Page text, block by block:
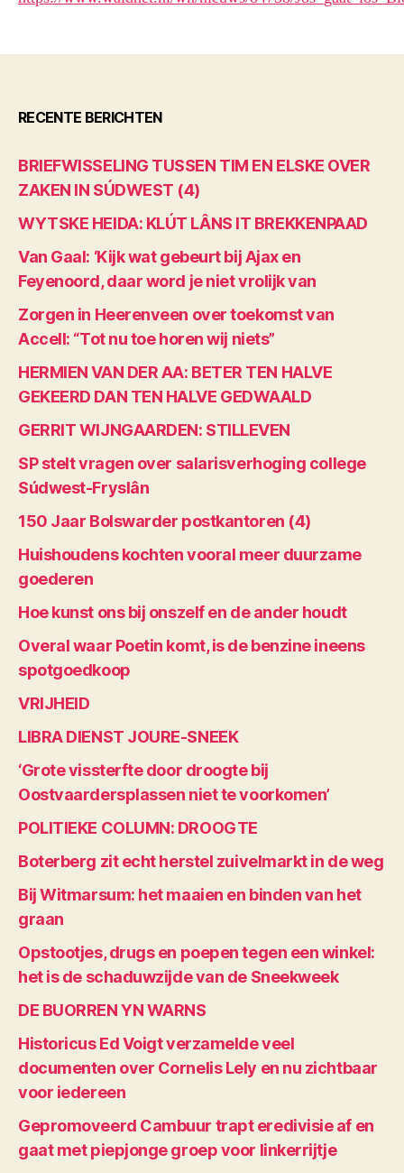
RECENTE BERICHTEN
BRIEFWISSELING TUSSEN TIM EN ELSKE OVER
ZAKEN IN SÚDWEST (4)
WYTSKE HEIDA: KLÚT LÂNS IT BREKKENPAAD
Van Gaal: ‘Kijk wat gebeurt bij Ajax en
Feyenoord, daar word je niet vrolijk van
Zorgen in Heerenveen over toekomst van
Accell: “Tot nu toe horen wij niets”
HERMIEN VAN DER AA: BETER TEN HALVE
GEKEERD DAN TEN HALVE GEDWAALD
GERRIT WIJNGAARDEN: STILLEVEN
SP stelt vragen over salarisverhoging college
Súdwest-Fryslân
150 Jaar Bolswarder postkantoren (4)
Huishoudens kochten vooral meer duurzame
goederen
Hoe kunst ons bij onszelf en de ander houdt
Overal waar Poetin komt, is de benzine ineens
spotgoedkoop
VRIJHEID
LIBRA DIENST JOURE-SNEEK
‘Grote vissterfte door droogte bij
Oostvaardersplassen niet te voorkomen’
POLITIEKE COLUMN: DROOGTE
Boterberg zit echt herstel zuivelmarkt in de weg
Bij Witmarsum: het maaien en binden van het
graan
Opstootjes, drugs en poepen tegen een winkel:
het is de schaduwzijde van de Sneekweek
DE BUORREN YN WARNS
Historicus Ed Voigt verzamelde veel
documenten over Cornelis Lely en nu zichtbaar
voor iedereen
Gepromoveerd Cambuur trapt eredivisie af en
gaat met piepjonge groep voor linkerrijtje